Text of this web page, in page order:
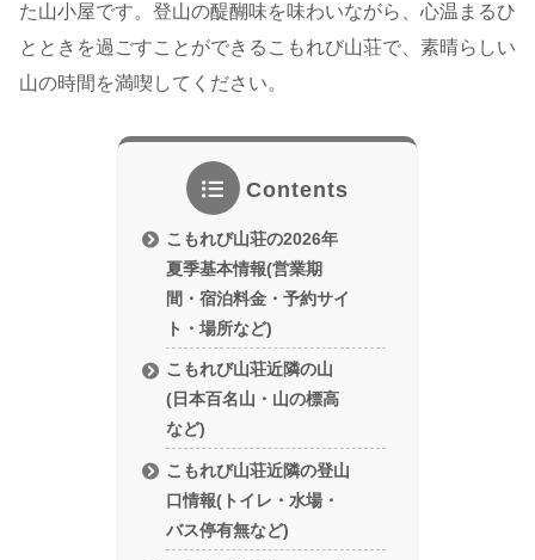
た山小屋です。登山の醍醐味を味わいながら、心温まるひ
とときを過ごすことができるこもれび山荘で、素晴らしい
山の時間を満喫してください。
Contents
こもれび山荘の2026年
夏季基本情報(営業期
間・宿泊料金・予約サイ
ト・場所など)
こもれび山荘近隣の山
(日本百名山・山の標高
など)
こもれび山荘近隣の登山
口情報(トイレ・水場・
バス停有無など)